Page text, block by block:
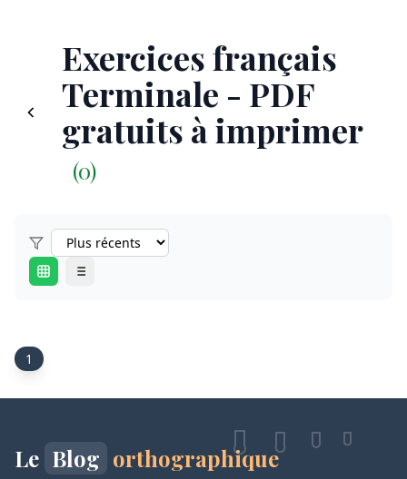
Exercices français
Terminale - PDF
gratuits à imprimer
(0)
1
Le Blog orthographique